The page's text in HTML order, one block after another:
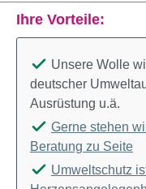
Ihre Vorteile:
Unsere Wolle
deutscher
Ausrüstung u.ä.
Gerne stehen
Beratung zu Seite
Umweltschutz